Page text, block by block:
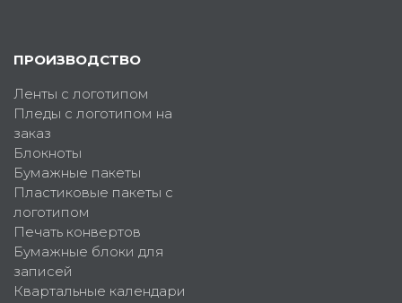
ПРОИЗВОДСТВО
Ленты с логотипом
Пледы с логотипом на
заказ
Блокноты
Бумажные пакеты
Пластиковые пакеты с
логотипом
Печать конвертов
Бумажные блоки для
записей
Квартальные календари